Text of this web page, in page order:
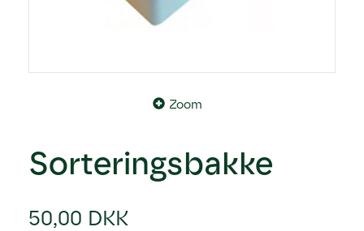
Zoom
Sorteringsbakke
50,00 DKK